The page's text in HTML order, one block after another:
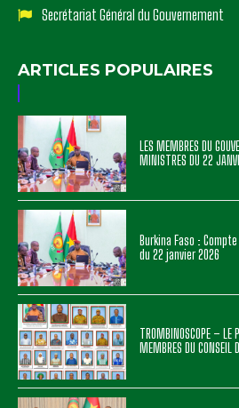
Secrétariat Général du Gouvernement
ARTICLES POPULAIRES
LES MEMBRES DU
MINISTRES DU 22
Burkina Faso :
du 22 janvier 2026
TROMBINOSCOPE – LE
MEMBRES DU